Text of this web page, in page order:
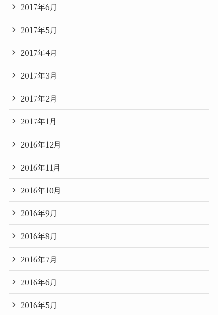
2017年6月
2017年5月
2017年4月
2017年3月
2017年2月
2017年1月
2016年12月
2016年11月
2016年10月
2016年9月
2016年8月
2016年7月
2016年6月
2016年5月